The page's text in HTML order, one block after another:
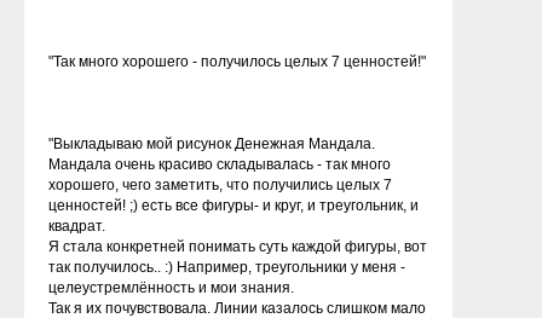
"Так много хорошего - получилось целых 7 ценностей!"
"Выкладываю мой рисунок Денежная Мандала.
Мандала очень красиво складывалась - так много
хорошего, чего заметить, что получились целых 7
ценностей! ;) есть все фигуры- и круг, и треугольник, и
квадрат.
Я стала конкретней понимать суть каждой фигуры, вот
так получилось.. :) Например, треугольники у меня -
целеустремлённость и мои знания.
Так я их почувствовала. Линии казалось слишком мало